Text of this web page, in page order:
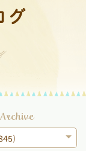
グ
Archive
）